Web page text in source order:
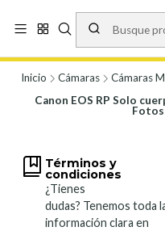
Vísita nuestro local en Los
19.00, Sábados 10:00 a 19:00 y
Inicio Cámaras Cámaras
Canon EOS RP Solo
Fotos
Términos y
condiciones
¿Tienes
dudas? Tenemos toda
información clara en